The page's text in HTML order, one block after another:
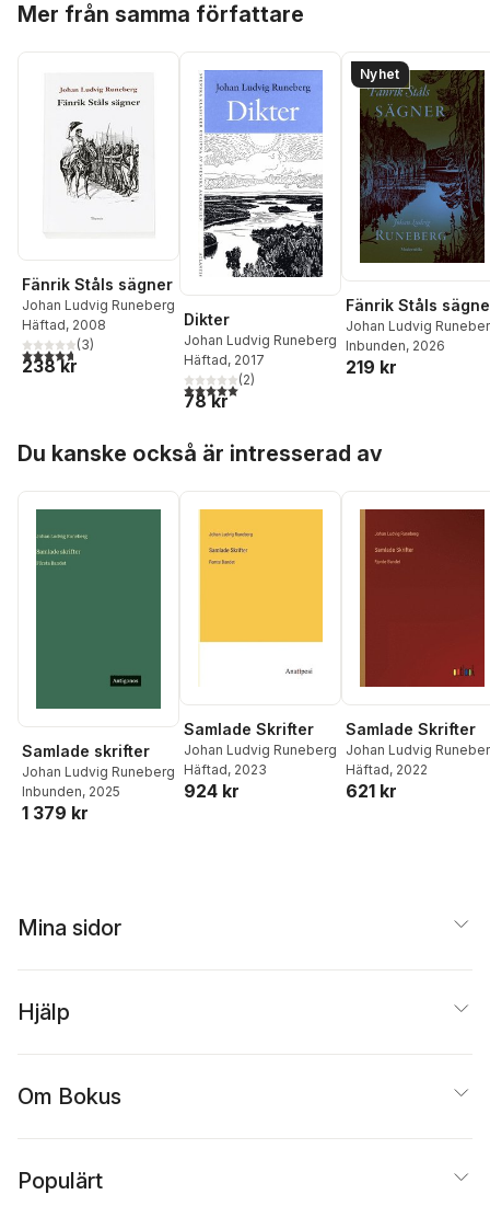
Mer från samma författare
Fänrik Ståls sägner
Johan Ludvig Runeberg
Häftad, 2008
4,7utav 5 stjärnor. Totalt antal röster:
(3)
238 kr
Dikter
Johan Ludvig Runeberg
Häftad, 2017
5,0utav 5 stjärnor. Totalt antal röster:
(2)
78 kr
Nyhet
Fänrik Ståls
Johan Ludvig
Inbunden, 2026
219 kr
Du kanske också är intresserad av
Samlade skrifter
Johan Ludvig Runeberg
Inbunden, 2025
1 379 kr
Samlade Skrifter
Johan Ludvig Runeberg
Häftad, 2023
924 kr
Samlade Skrifter
Johan Ludvig
Häftad, 2022
621 kr
Mina sidor
Hjälp
Om Bokus
Populärt